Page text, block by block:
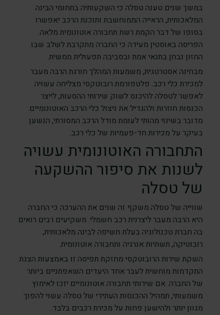
במשך שנים טענה טסלה כי השקעותיה בתחומי הבינה
המלאכותית, הראייה הממוחשבת ותוכנת הרכב יאפשרו
בסופו של דבר הקמת רשת תחבורה אוטונומית מלאה.
הפריסה באוסטין מעידה כי החברה מתקרבת לשלב שבו
החזון נבחן בתנאי אמת ובסביבה תפעולית ממשית.
מבחינה אסטרטגית, משמעות המהלך חורגת הרבה מעבר
למכירת כלי רכב. פלטפורמת רובוטקסי מצליחה עשויה
לאפשר לטסלה להיכנס לשוק שירותי ההסעות, לייצר
הכנסות חוזרות ולהגדיל את ניצול כלי הרכב האוטונומיים.
מדובר בשינוי מהותי לעומת מודל הרכב המסורתי, הנשען
בעיקר על מכירות חד-פעמיות של כלי רכב.
התחבורה האוטונומית עשויה
לשנות את סיפור ההשקעה
של טסלה
שווייה של טסלה משקף זה שנים את ההערכה כי החברה
היא הרבה מעבר ליצרנית רכב חשמלי. משקיעים רבים רואים
בה חברת טכנולוגיה בעלת חשיפה לבינה מלאכותית,
רובוטיקה, תשתיות אנרגיה ותחבורה אוטונומית.
השקת שירות הרובוטקסי מחזקת תפיסה זו באמצעות הצגת
התקדמות מוחשית לעבר אחד היעדים השאפתניים ביותר
של החברה. אם שירותי תחבורה אוטונומיים יזכו לאימוץ
משמעותי, תמהיל ההכנסות העתידי של טסלה עשוי להפוך
מגוון יותר ולהישען פחות על מכירת רכבים בלבד.